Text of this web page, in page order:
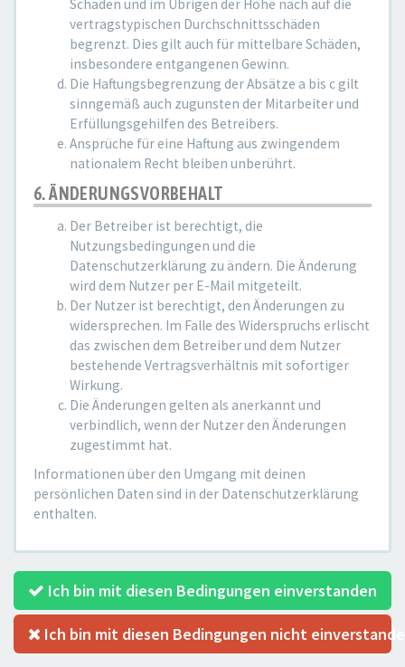
Schäden und im Übrigen der Höhe nach auf die
vertragstypischen Durchschnittsschäden
begrenzt. Dies gilt auch für mittelbare Schäden,
insbesondere entgangenen Gewinn.
Die Haftungsbegrenzung der Absätze a bis c gilt
sinngemäß auch zugunsten der Mitarbeiter und
Erfüllungsgehilfen des Betreibers.
Ansprüche für eine Haftung aus zwingendem
nationalem Recht bleiben unberührt.
6. ÄNDERUNGSVORBEHALT
Der Betreiber ist berechtigt, die
Nutzungsbedingungen und die
Datenschutzerklärung zu ändern. Die Änderung
wird dem Nutzer per E-Mail mitgeteilt.
Der Nutzer ist berechtigt, den Änderungen zu
widersprechen. Im Falle des Widerspruchs erlischt
das zwischen dem Betreiber und dem Nutzer
bestehende Vertragsverhältnis mit sofortiger
Wirkung.
Die Änderungen gelten als anerkannt und
verbindlich, wenn der Nutzer den Änderungen
zugestimmt hat.
Informationen über den Umgang mit deinen
persönlichen Daten sind in der Datenschutzerklärung
enthalten.
Ich bin mit diesen Bedingungen einverstanden
Ich bin mit diesen Bedingungen nicht